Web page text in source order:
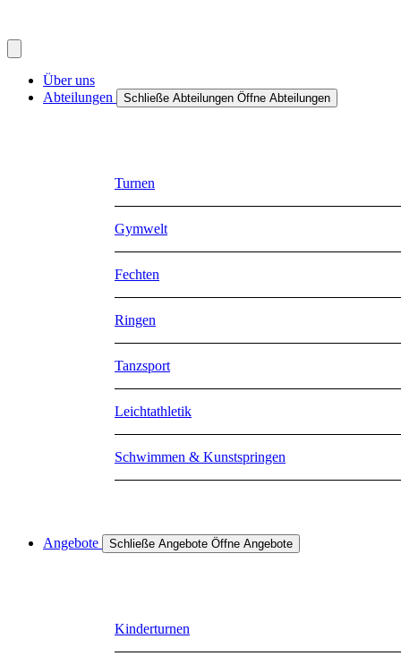
Über uns
Abteilungen
Schließe Abteilungen Öffne Abteilungen
Turnen
Gymwelt
Fechten
Ringen
Tanzsport
Leichtathletik
Schwimmen & Kunstspringen
Angebote Schließe Angebote Öffne Angebote
Kinderturnen